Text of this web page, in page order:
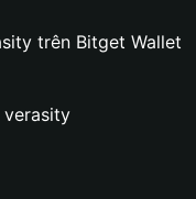
trên Bitget Wallet
verasity